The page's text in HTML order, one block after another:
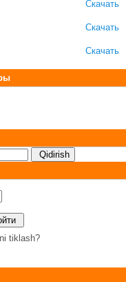
Скачать
Скачать
Скачать
tiklash?